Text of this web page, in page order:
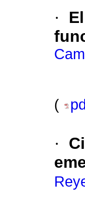
·
(
·